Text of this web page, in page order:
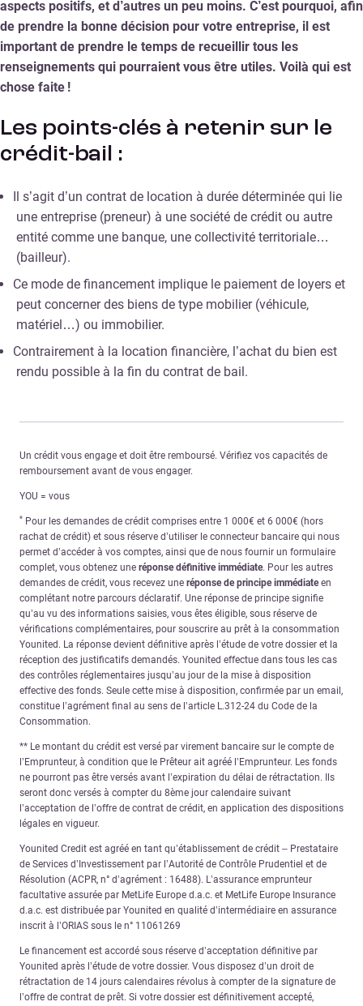
aspects positifs, et d’autres un peu moins. C’est pourquoi, afin
de prendre la bonne décision pour votre entreprise, il est
important de prendre le temps de recueillir tous les
renseignements qui pourraient vous être utiles. Voilà qui est
chose faite !
Les points-clés à retenir sur le
crédit-bail :
Il s’agit d’un contrat de location à durée déterminée qui lie
une entreprise (preneur) à une société de crédit ou autre
entité comme une banque, une collectivité territoriale…
(bailleur).
Ce mode de financement implique le paiement de loyers et
peut concerner des biens de type mobilier (véhicule,
matériel…) ou immobilier.
Contrairement à la location financière, l’achat du bien est
rendu possible à la fin du contrat de bail.
Un crédit vous engage et doit être remboursé. Vérifiez vos capacités de
remboursement avant de vous engager.
YOU = vous
* Pour les demandes de crédit comprises entre 1 000€ et 6 000€ (hors
rachat de crédit) et sous réserve d’utiliser le connecteur bancaire qui nous
permet d’accéder à vos comptes, ainsi que de nous fournir un formulaire
complet, vous obtenez une réponse définitive immédiate. Pour les autres
demandes de crédit, vous recevez une réponse de principe immédiateen
complétant notre parcours déclaratif. Une réponse de principe signifie
qu’au vu des informations saisies, vous êtes éligible, sous réserve de
vérifications complémentaires, pour souscrire au prêt à la consommation
Younited. La réponse devient définitive après l’étude de votre dossier et la
réception des justificatifs demandés. Younited effectue dans tous les cas
des contrôles réglementaires jusqu’au jour de la mise à disposition
effective des fonds. Seule cette mise à disposition, confirmée par un email,
constitue l’agrément final au sens de l’article L.312-24 du Code de la
Consommation.
** Le montant du crédit est versé par virement bancaire sur le compte de
l’Emprunteur, à condition que le Prêteur ait agréé l’Emprunteur. Les fonds
ne pourront pas être versés avant l’expiration du délai de rétractation. Ils
seront donc versés à compter du 8ème jour calendaire suivant
l’acceptation de l’offre de contrat de crédit, en application des dispositions
légales en vigueur.
Younited Credit est agréé en tant qu’établissement de crédit – Prestataire
de Services d’Investissement par l’Autorité de Contrôle Prudentiel et de
Résolution (ACPR, n° d’agrément : 16488). L’assurance emprunteur
facultative assurée par MetLife Europe d.a.c. et MetLife Europe Insurance
d.a.c. est distribuée par Younited en qualité d’intermédiaire en assurance
inscrit à l’ORIAS sous le n° 11061269
Le financement est accordé sous réserve d’acceptation définitive par
Younited après l’étude de votre dossier. Vous disposez d’un droit de
rétractation de 14 jours calendaires révolus à compter de la signature de
l’offre de contrat de prêt. Si votre dossier est définitivement accepté,